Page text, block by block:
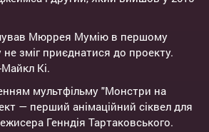
Мюррея Мумію в першому
не зміг приєднатися до проекту.
Кі.
мультфільму "Монстри на
— перший анімаційний сіквел для
Генндія Тартаковського.